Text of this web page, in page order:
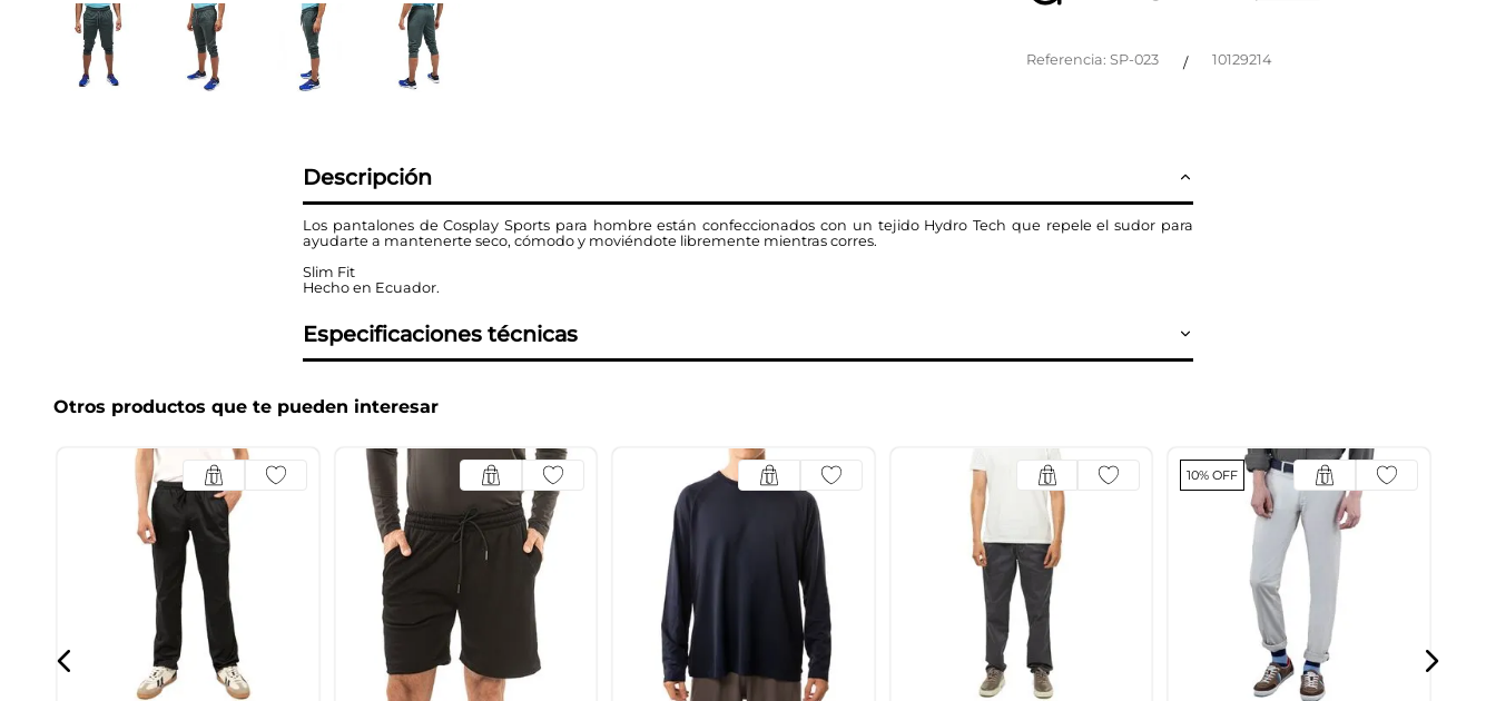
Referencia: SP-023 / 10129214
Descripción
Los pantalones de Cosplay Sports para hombre están confeccionados con un tejido Hydro Tech que repele el sudor para
ayudarte a mantenerte seco, cómodo y moviéndote libremente mientras corres.
Slim Fit
Hecho en Ecuador.
Especificaciones técnicas
Otros productos que te pueden interesar
10% OFF